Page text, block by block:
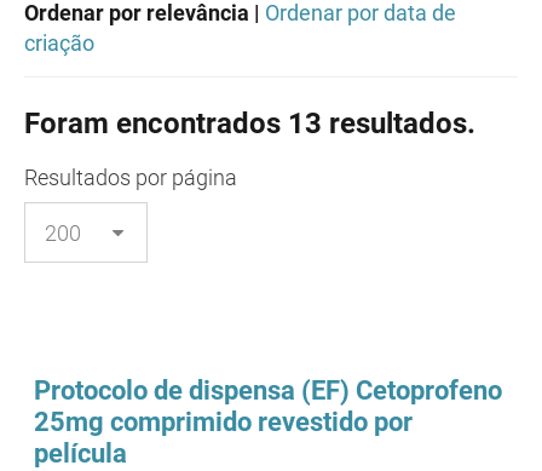
Ordenar por relevância | Ordenar por data de
criação
Foram encontrados 13 resultados.
Resultados por página
Protocolo de dispensa (EF) Cetoprofeno
25mg comprimido revestido por
película